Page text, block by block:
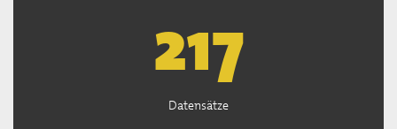
219
Datensätze